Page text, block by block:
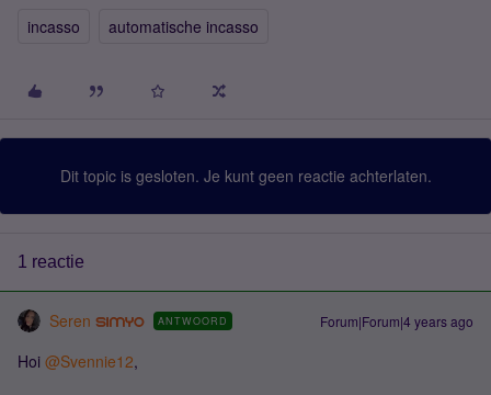
incasso automatische incasso
Dit topic is gesloten. Je kunt geen reactie achterlaten.
1 reactie
Seren ANTWOORD Forum|Forum|4 years ago
Hoi @Svennie12,